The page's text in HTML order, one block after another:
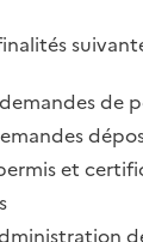
et